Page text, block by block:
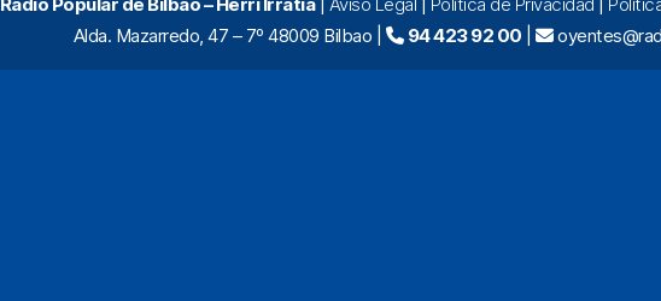
Alda. Mazarredo, 47 – 7º 48009 Bilbao |
94 423 92 00 |